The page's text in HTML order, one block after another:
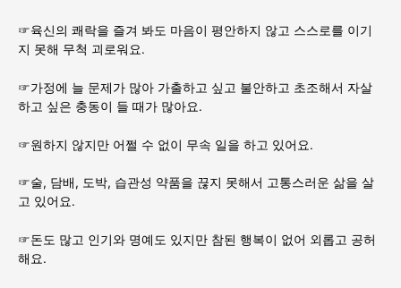
☞육신의 쾌락을 즐겨 봐도 마음이 평안하지 않고 스스로를 이기
지 못해 무척 괴로워요.
☞가정에 늘 문제가 많아 가출하고 싶고 불안하고 초조해서 자살
하고 싶은 충동이 들 때가 많아요.
☞원하지 않지만 어쩔 수 없이 무속 일을 하고 있어요.
☞술, 담배, 도박, 습관성 약품을 끊지 못해서 고통스러운 삶을 살
고 있어요.
☞돈도 많고 인기와 명예도 있지만 참된 행복이 없어 외롭고 공허
해요.